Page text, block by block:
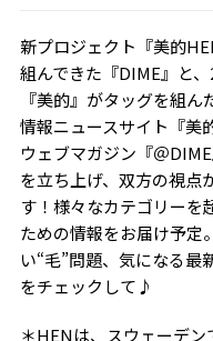
新プロジェクト『美的
組んできた『DIME』と
『美的』がタッグを組
情報ニュースサイト『美
ウェブマガジン『＠
を立ち上げ、双方の視点
す！様々なカテゴリーを
ための情報をお届け予定
い“毛”問題、気になる最
をチェックして♪
＊HENは、スウェーデ